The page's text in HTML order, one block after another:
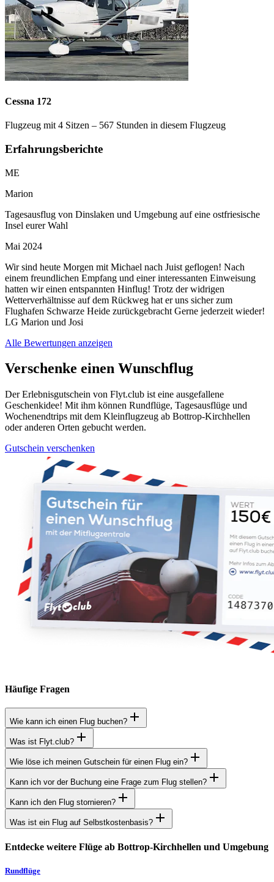
Cessna 172
Flugzeug mit 4 Sitzen – 567 Stunden in diesem Flugzeug
Erfahrungsberichte
ME
Marion
Tagesausflug von Dinslaken und Umgebung auf eine ostfriesische
Insel eurer Wahl
Mai 2024
Wir sind heute Morgen mit Michael nach Juist geflogen! Nach
einem freundlichen Empfang und einer interessanten Einweisung
hatten wir einen entspannten Hinflug! Trotz der widrigen
Wetterverhältnisse auf dem Rückweg hat er uns sicher zum
Flughafen Schwarze Heide zurückgebracht Gerne jederzeit wieder!
LG Marion und Josi
Alle Bewertungen anzeigen
Verschenke einen Wunschflug
Der Erlebnisgutschein von Flyt.club ist eine ausgefallene
Geschenkidee! Mit ihm können Rundflüge, Tagesausflüge und
Wochenendtrips mit dem Kleinflugzeug ab Bottrop-Kirchhellen
oder anderen Orten gebucht werden.
Gutschein verschenken
Häufige Fragen
Wie kann ich einen Flug buchen?
Was ist Flyt.club?
Wie löse ich meinen Gutschein für einen Flug ein?
Kann ich vor der Buchung eine Frage zum Flug stellen?
Kann ich den Flug stornieren?
Was ist ein Flug auf Selbstkostenbasis?
Entdecke weitere Flüge ab Bottrop-Kirchhellen und Umgebung
Rundflüge